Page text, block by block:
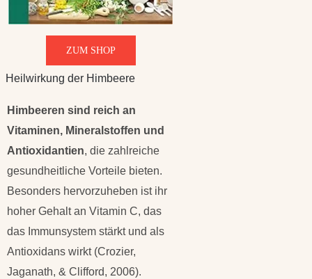
ZUM SHOP
Heilwirkung der Himbeere
Himbeeren sind reich an
Vitaminen, Mineralstoffen und
Antioxidantien, die zahlreiche
gesundheitliche Vorteile bieten.
Besonders hervorzuheben ist ihr
hoher Gehalt an Vitamin C, das
das Immunsystem stärkt und als
Antioxidans wirkt (Crozier,
Jaganath, & Clifford, 2006).